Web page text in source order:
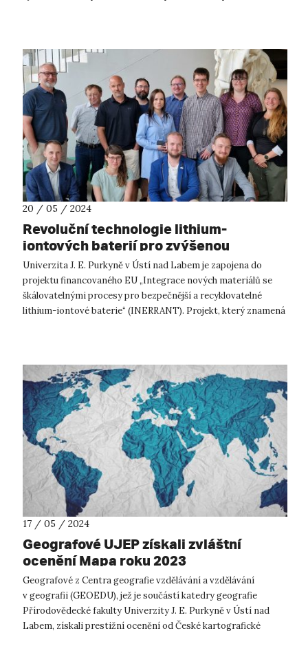
20 / 05 / 2024
Revoluční technologie lithium-
iontových baterií pro zvýšenou
bezpečnost
Univerzita J. E. Purkyně v Ústí nad Labem je zapojena do
projektu financovaného EU „Integrace nových materiálů se
škálovatelnými procesy pro bezpečnější a recyklovatelné
lithium-iontové baterie“ (INERRANT). Projekt, který znamená
17 / 05 / 2024
Geografové UJEP získali zvláštní
ocenění Mapa roku 2023
Geografové z Centra geografie vzdělávání a vzdělávání
v geografii (GEOEDU), jež je součástí katedry geografie
Přírodovědecké fakulty Univerzity J. E. Purkyně v Ústí nad
Labem, získali prestižní ocenění od České kartografické